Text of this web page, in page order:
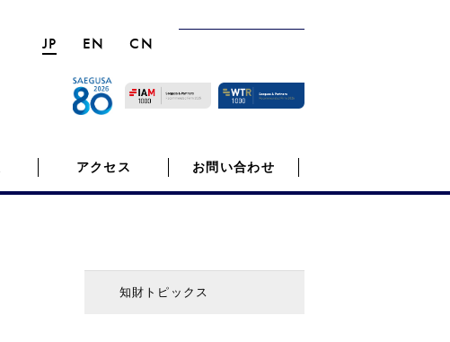
JP EN CN
アクセス お問い合わせ
知財トピックス